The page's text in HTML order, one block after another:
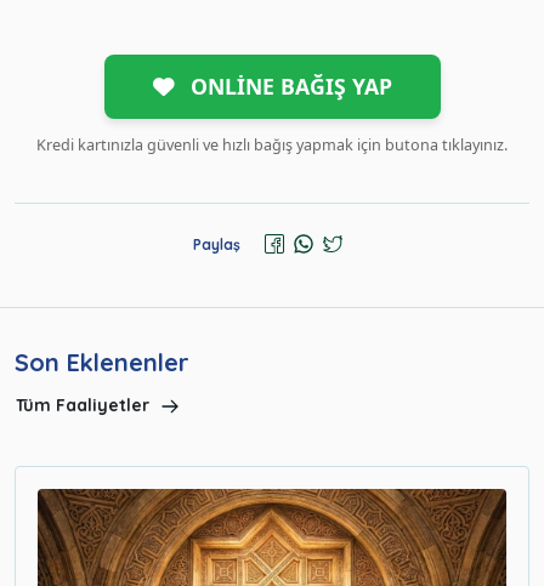
ONLİNE BAĞIŞ YAP
Kredi kartınızla güvenli ve hızlı bağış yapmak için butona tıklayınız.
Paylaş
Son Eklenenler
Tüm Faaliyetler